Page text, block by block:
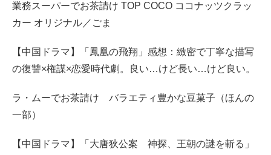
業務スーパーでお茶請け TOP COCO ココナッツクラッ
カー オリジナル／ごま
【中国ドラマ】「鳳凰の飛翔」感想：緻密で丁寧な描写
の復讐×権謀×恋愛時代劇。良い…けど長い…けど良い。
ラ・ムーでお茶請け バラエティ豊かな豆菓子（ほんの
一部）
【中国ドラマ】「大唐狄公案 神探、王朝の謎を斬る」